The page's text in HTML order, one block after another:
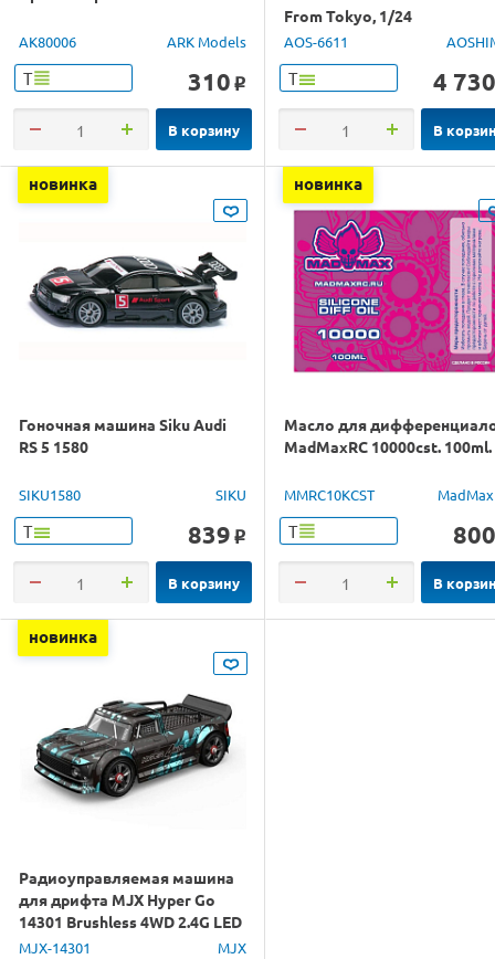
AK80006 ARK Models
Т 310 o
В корзину
From Tokyo, 1/24
AOS-6611
Т 4 730
В
новинка
Гоночная машина Siku Audi
RS 5 1580
SIKU1580 SIKU
Т 839 o
В корзину
новинка
Масло для
MadMaxRC 10000cst. 100ml.
MMRC10KCST
Т 800
В
новинка
Радиоуправляемая машина
для дрифта MJX Hyper Go
14301 Brushless 4WD 2.4G LED
1/14 RTR
MJX-14301 MJX